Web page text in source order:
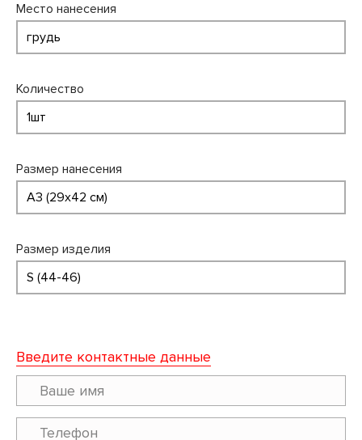
Место нанесения
Количество
Размер нанесения
Размер изделия
Введите контактные данные